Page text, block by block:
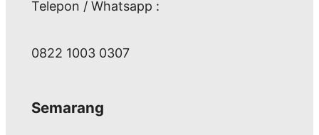
Telepon / Whatsapp :
0822 1003 0307
Semarang